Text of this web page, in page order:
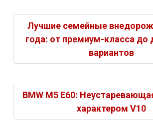
Лучшие семейные
года: от премиум-класса до
вариантов
BMW M5 E60:
характером V10